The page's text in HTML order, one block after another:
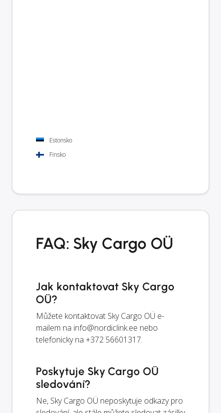
Estonsko
Finsko
FAQ: Sky Cargo OÜ
Jak kontaktovat Sky Cargo
OÜ?
Můžete kontaktovat Sky Cargo OÜ e-
mailem na info@nordiclink.ee nebo
telefonicky na +372 56601317.
Poskytuje Sky Cargo OÜ
sledování?
Ne, Sky Cargo OÜ neposkytuje odkazy pro